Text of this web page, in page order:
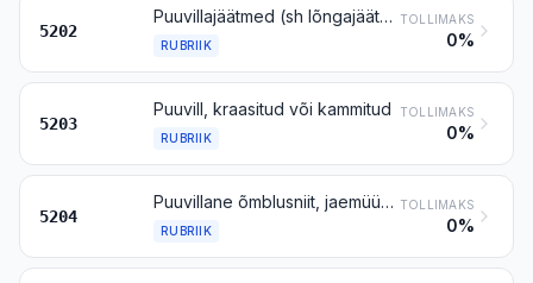
5202
Puuvillajäätmed (sh lõngajäätmed ja kohestatud jäätmed)
RUBRIIK
TOLLIMAKS
0%
5203
Puuvill, kraasitud või kammitud
RUBRIIK
TOLLIMAKS
0%
5204
Puuvillane õmblusniit, jaemüügiks pakendatud või pakendamata
RUBRIIK
TOLLIMAKS
0%